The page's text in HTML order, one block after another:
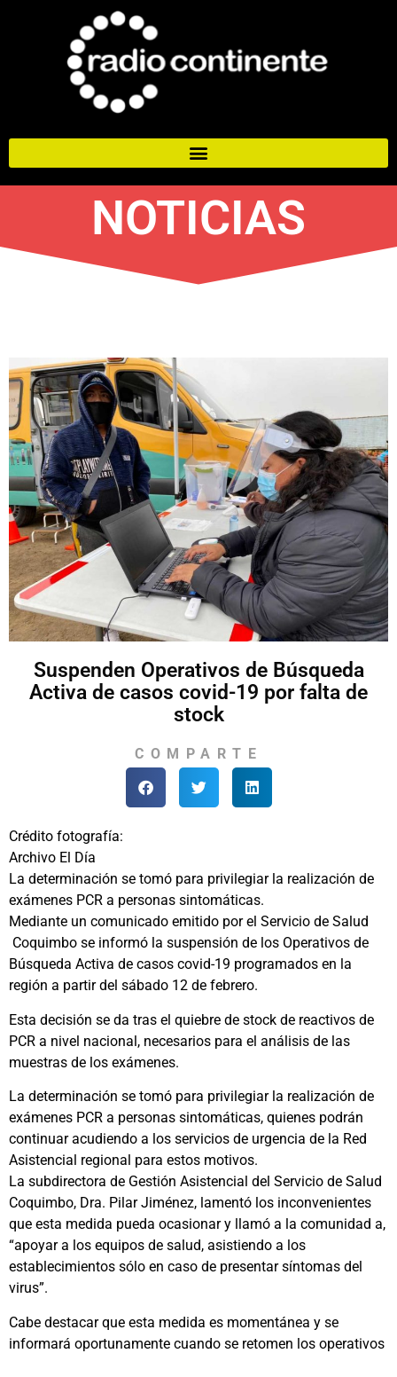
NOTICIAS
Suspenden Operativos de Búsqueda
Activa de casos covid-19 por falta de
stock
COMPARTE
Crédito fotografía:
Archivo El Día
La determinación se tomó para privilegiar la realización de
exámenes PCR a personas sintomáticas.
Mediante un comunicado emitido por el Servicio de Salud
Coquimbo se informó la suspensión de los Operativos de
Búsqueda Activa de casos covid-19 programados en la
región a partir del sábado 12 de febrero.
Esta decisión se da tras el quiebre de stock de reactivos de
PCR a nivel nacional, necesarios para el análisis de las
muestras de los exámenes.
La determinación se tomó para privilegiar la realización de
exámenes PCR a personas sintomáticas, quienes podrán
continuar acudiendo a los servicios de urgencia de la Red
Asistencial regional para estos motivos.
La subdirectora de Gestión Asistencial del Servicio de Salud
Coquimbo, Dra. Pilar Jiménez, lamentó los inconvenientes
que esta medida pueda ocasionar y llamó a la comunidad a,
“apoyar a los equipos de salud, asistiendo a los
establecimientos sólo en caso de presentar síntomas del
virus”.
Cabe destacar que esta medida es momentánea y se
informará oportunamente cuando se retomen los operativos